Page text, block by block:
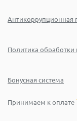
Антикоррупционная
Политика
Бонусная система
Принимаем к оплате